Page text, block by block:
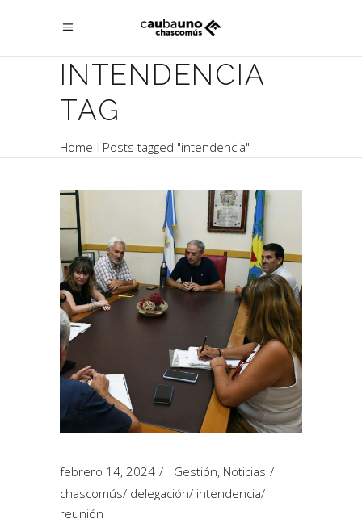
INTENDENCIA
TAG
Home Posts tagged "intendencia"
febrero 14, 2024 Gestión, Noticias
chascomús/ delegación/ intendencia/
reunión